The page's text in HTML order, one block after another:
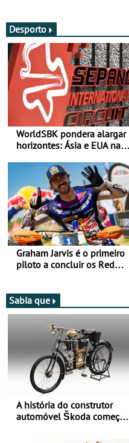
Desporto
WorldSBK pondera alargar
horizontes: Ásia e EUA na
Graham Jarvis é o primeiro
piloto a concluir os Red
Sabia que
A história do construtor
automóvel Škoda começou